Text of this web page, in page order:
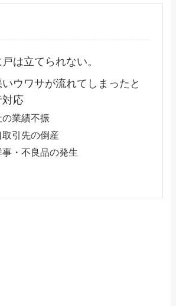
は立てられない。
ウワサが流れてしまったと
対応
の業績不振
取引先の倒産
事・不良品の発生